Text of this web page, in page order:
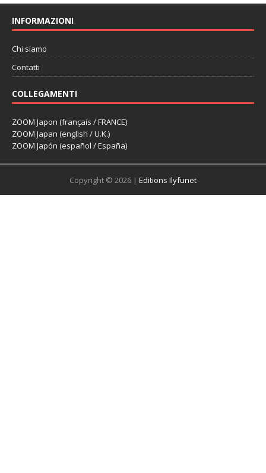
INFORMAZIONI
Chi siamo
Contatti
COLLEGAMENTI
ZOOM Japon (français / FRANCE)
ZOOM Japan (english / U.K.)
ZOOM Japón (español / España)
Copyright © 2026 | Editions Ilyfunet